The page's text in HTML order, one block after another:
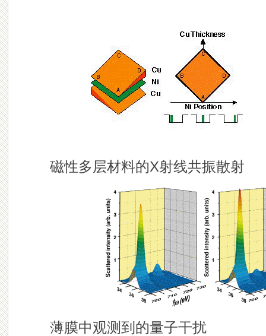
磁性多层材料的X射线共振散射
薄膜中观测到的量子干扰